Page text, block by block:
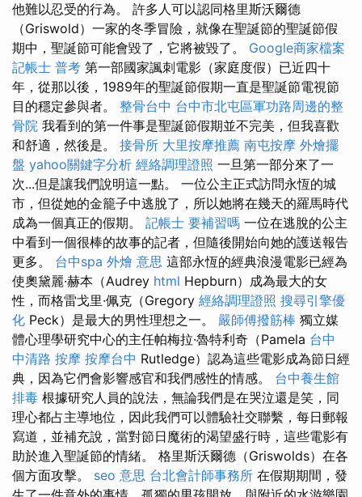
他難以忍受的行為。 許多人可以認同格里斯沃爾德
（Griswold）一家的冬季冒險，就像在聖誕節的聖誕節假
期中，聖誕節可能會毀了，它將被毀了。 Google商家檔案
記帳士 普考 第一部國家諷刺電影（家庭度假）已近四十
年，從那以後，1989年的聖誕節假期一直是聖誕節電視節
目的穩定參與者。 整骨台中 台中市北屯區軍功路周邊的整
骨院 我看到的第一件事是聖誕節假期並不完美，但我喜歡
和舒適，然後是。 接骨所 大里按摩推薦 南屯按摩 外燴擺
盤 yahoo關鍵字分析 經絡調理證照 一旦第一部分來了一
次...但是讓我們說明這一點。 一位公主正式訪問永恆的城
市，但從她的金籠子中逃脫了，所以她將在幾天的羅馬時代
成為一個真正的假期。 記帳士 要補習嗎 一位在逃脫的公主
中看到一個很棒的故事的記者，但隨後開始向她的護送報告
更多。 台中spa 外燴 意思 這部永恆的經典浪漫電影已經為
使奧黛麗·赫本（Audrey html Hepburn）成為最大的女
性，而格雷戈里·佩克（Gregory 經絡調理證照 搜尋引擎優
化 Peck）是最大的男性理想之一。 嚴師傅撥筋棒 獨立媒
體心理學研究中心的主任帕梅拉·魯特利奇（Pamela 台中
中清路 按摩 按摩台中 Rutledge）認為這些電影成為節日經
典，因為它們會影響感官和我們感性的情感。 台中養生館
排毒 根據研究人員的說法，無論我們是在哭泣還是笑，同
理心都占主導地位，因此我們可以體驗社交聯繫，每日郵報
寫道，並補充說，當對節日魔術的渴望盛行時，這些電影有
助於進入聖誕節的情緒。 格里斯沃爾德（Griswolds）在各
個方面攻擊。 seo 意思 台北會計師事務所 在假期期間，發